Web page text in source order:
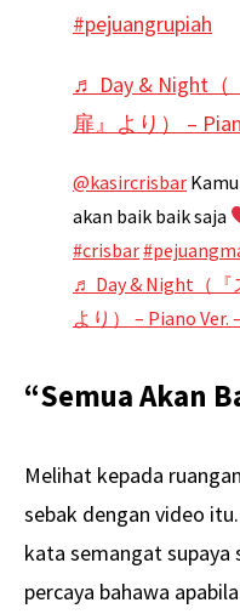
#pejuangrupiah
♬ Day & Night（
扉』より） –
@kasircrisbar
akan baik baik saja
#crisbar
♬ Day & Night（『
より） – Piano Ver.
“Semua Akan
Melihat kepada
sebak dengan video
kata semangat
percaya bahawa